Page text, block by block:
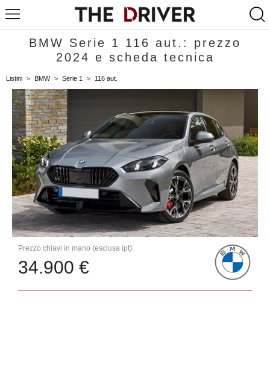
BMW Serie 1 116 aut.: prezzo
2024 e scheda tecnica
Listini > BMW > Serie 1 > 116 aut.
Prezzo chiavi in mano (esclusa ipt):
34.900 €